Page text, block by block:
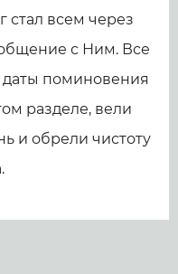
стал всем через
с Ним. Все
даты поминовения
разделе, вели
и обрели чистоту